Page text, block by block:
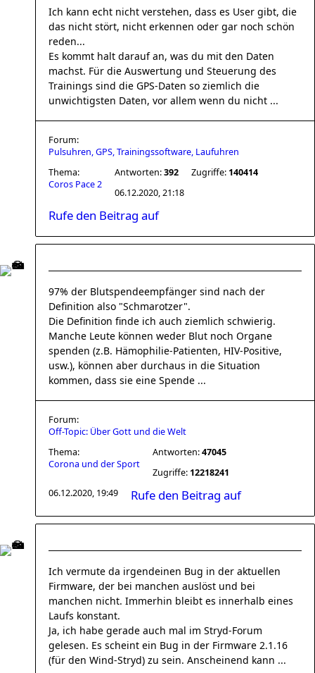
Ich kann echt nicht verstehen, dass es User gibt, die
das nicht stört, nicht erkennen oder gar noch schön
reden...
Es kommt halt darauf an, was du mit den Daten
machst. Für die Auswertung und Steuerung des
Trainings sind die GPS-Daten so ziemlich die
unwichtigsten Daten, vor allem wenn du nicht ...
Forum:
Pulsuhren, GPS, Trainingssoftware, Laufuhren
Thema:
Coros Pace 2
Antworten:392 Zugriffe: 140414
06.12.2020, 21:18
Rufe den Beitrag auf
97% der Blutspendeempfänger sind nach der
Definition also "Schmarotzer".
Die Definition finde ich auch ziemlich schwierig.
Manche Leute können weder Blut noch Organe
spenden (z.B. Hämophilie-Patienten, HIV-Positive,
usw.), können aber durchaus in die Situation
kommen, dass sie eine Spende ...
Forum:
Off-Topic: Über Gott und die Welt
Thema:
Corona und der Sport
Antworten:47045
Zugriffe: 12218241
06.12.2020, 19:49
Rufe den Beitrag auf
Ich vermute da irgendeinen Bug in der aktuellen
Firmware, der bei manchen auslöst und bei
manchen nicht. Immerhin bleibt es innerhalb eines
Laufs konstant.
Ja, ich habe gerade auch mal im Stryd-Forum
gelesen. Es scheint ein Bug in der Firmware 2.1.16
(für den Wind-Stryd) zu sein. Anscheinend kann ...